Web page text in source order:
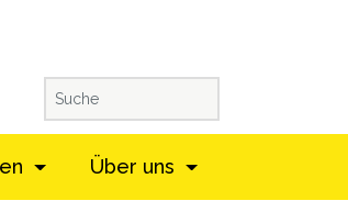
Über uns